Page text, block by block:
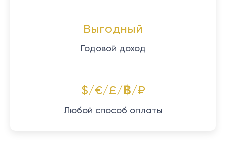
Выгодный
Годовой доход
$/€/£/฿/₽
Любой способ оплаты